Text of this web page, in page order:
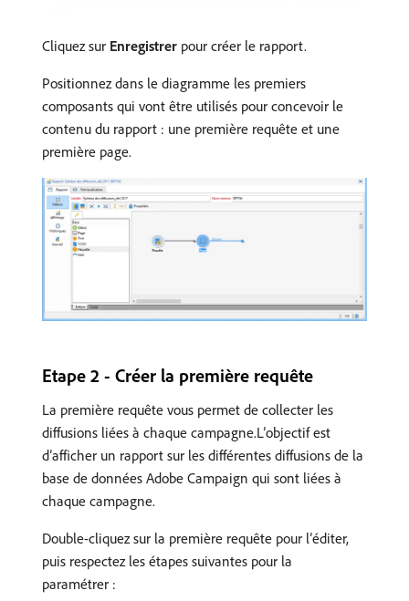
Cliquez sur Enregistrer pour créer le rapport.
Positionnez dans le diagramme les premiers
composants qui vont être utilisés pour concevoir le
contenu du rapport : une première requête et une
première page.
Etape 2 - Créer la première requête
La première requête vous permet de collecter les
diffusions liées à chaque campagne.L’objectif est
d’afficher un rapport sur les différentes diffusions de la
base de données Adobe Campaign qui sont liées à
chaque campagne.
Double-cliquez sur la première requête pour l’éditer,
puis respectez les étapes suivantes pour la
paramétrer :